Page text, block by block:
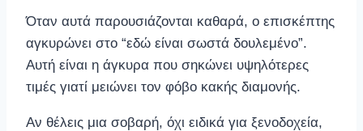
Όταν αυτά παρουσιάζονται καθαρά, ο επισκέπτης
αγκυρώνει στο “εδώ είναι σωστά δουλεμένο”.
Αυτή είναι η άγκυρα που σηκώνει υψηλότερες
τιμές γιατί μειώνει τον φόβο κακής διαμονής.
Αν θέλεις μια σοβαρή, όχι ειδικά για ξενοδοχεία,